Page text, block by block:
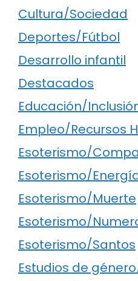
Cultura/Sociedad
Deportes/Fútbol
Desarrollo infantil
Destacados
Educación/
Empleo/Recursos
Esoterismo/
Esoterismo/
Esoterismo/Muerte
Esoterismo/
Esoterismo/Santos
Estudios de